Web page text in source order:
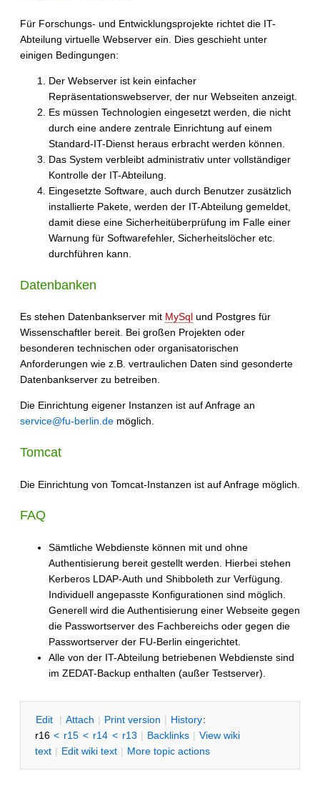
Für Forschungs- und Entwicklungsprojekte richtet die IT-
Abteilung virtuelle Webserver ein. Dies geschieht unter
einigen Bedingungen:
Der Webserver ist kein einfacher
Repräsentationswebserver, der nur Webseiten anzeigt.
Es müssen Technologien eingesetzt werden, die nicht
durch eine andere zentrale Einrichtung auf einem
Standard-IT-Dienst heraus erbracht werden können.
Das System verbleibt administrativ unter vollständiger
Kontrolle der IT-Abteilung.
Eingesetzte Software, auch durch Benutzer zusätzlich
installierte Pakete, werden der IT-Abteilung gemeldet,
damit diese eine Sicherheitüberprüfung im Falle einer
Warnung für Softwarefehler, Sicherheitslöcher etc.
durchführen kann.
Datenbanken
Es stehen Datenbankserver mit MySql und Postgres für
Wissenschaftler bereit. Bei großen Projekten oder
besonderen technischen oder organisatorischen
Anforderungen wie z.B. vertraulichen Daten sind gesonderte
Datenbankserver zu betreiben.
Die Einrichtung eigener Instanzen ist auf Anfrage an
service@fu-berlin.de möglich.
Tomcat
Die Einrichtung von Tomcat-Instanzen ist auf Anfrage möglich.
FAQ
Sämtliche Webdienste können mit und ohne
Authentisierung bereit gestellt werden. Hierbei stehen
Kerberos LDAP-Auth und Shibboleth zur Verfügung.
Individuell angepasste Konfigurationen sind möglich.
Generell wird die Authentisierung einer Webseite gegen
die Passwortserver des Fachbereichs oder gegen die
Passwortserver der FU-Berlin eingerichtet.
Alle von der IT-Abteilung betriebenen Webdienste sind
im ZEDAT-Backup enthalten (außer Testserver).
Edit | Attach | Print version | History:
r16 < r15 < r14 < r13 | Backlinks | View wiki
text | Edit wiki text | More topic actions